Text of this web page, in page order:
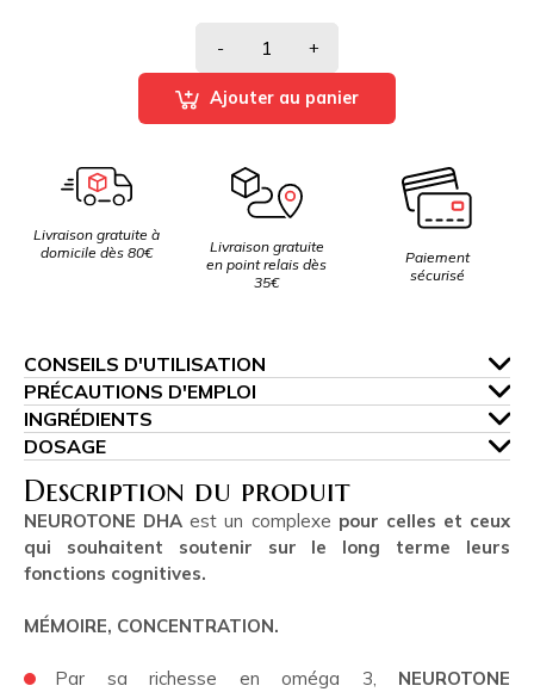
- +
Ajouter au panier
Livraison gratuite à
domicile dès 80€
Livraison gratuite
en point relais dès
35€
Paiement
sécurisé
CONSEILS D'UTILISATION
PRÉCAUTIONS D'EMPLOI
INGRÉDIENTS
DOSAGE
Description du produit
NEUROTONE DHAest un complexe pour celles et ceux
qui souhaitent soutenir sur le long terme leurs
fonctions cognitives.
MÉMOIRE, CONCENTRATION.
Par sa richesse en oméga 3, NEUROTONE